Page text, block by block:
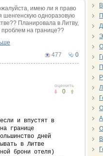
имею ли я право
одноразовую
Планировала в Литву,
на границе??
0
477
оценить
0
и впустят в
границе
дней
в Литве
брони отеля)